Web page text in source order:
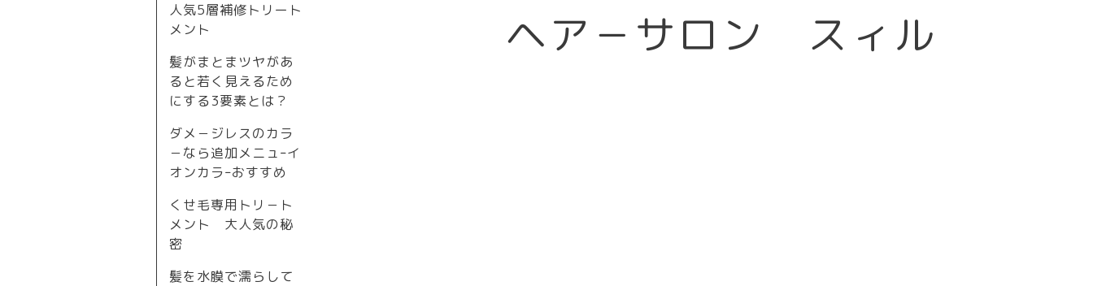
ヘア－サロン スィル
人気5層補修トリート
メント
髪がまとまツヤがあ
ると若く見えるため
にする3要素とは？
ダメ－ジレスのカラ
－なら追加メニュｰイ
オンカラｰおすすめ
くせ毛専用トリ－ト
メント 大人気の秘
密
髪を水膜で濡らして